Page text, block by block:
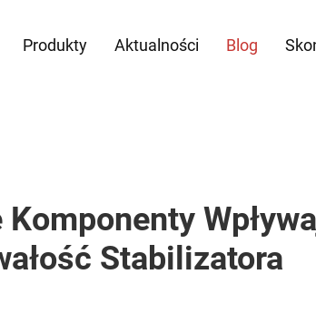
Produkty Aktualności Blog
Stabilizatora